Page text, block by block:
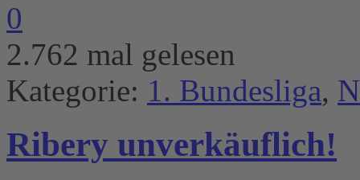
0
2.762 mal gelesen
Kategorie: 1. Bundesliga,
Ribery unverkäuflich!